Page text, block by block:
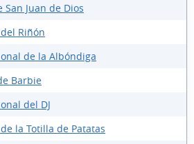
San Juan de Dios
Riñón
de la Albóndiga
Barbie
del DJ
la Totilla de Patatas